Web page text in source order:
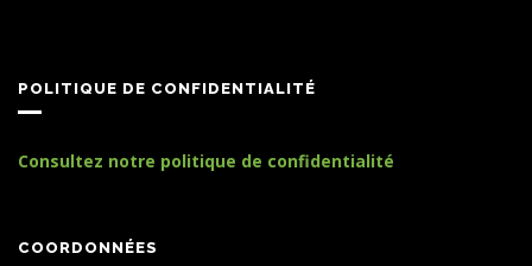
POLITIQUE DE CONFIDENTIALITÉ
Consultez notre politique de confidentialité
COORDONNÉES